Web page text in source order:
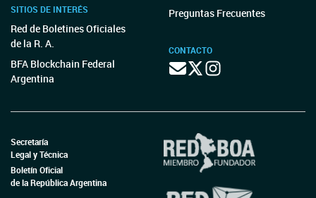
SITIOS DE INTERÉS
Red de Boletines Oficiales
de la R. A.
BFA Blockchain Federal
Argentina
Preguntas Frecuentes
CONTACTO
Secretaría
Legal y Técnica
Boletín Oficial
de la República Argentina